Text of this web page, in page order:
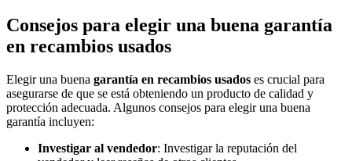
Consejos para elegir una buena garantía
en recambios usados
Elegir una buena garantía en recambios usados es crucial para
asegurarse de que se está obteniendo un producto de calidad y
protección adecuada. Algunos consejos para elegir una buena
garantía incluyen:
Investigar al vendedor: Investigar la reputación del